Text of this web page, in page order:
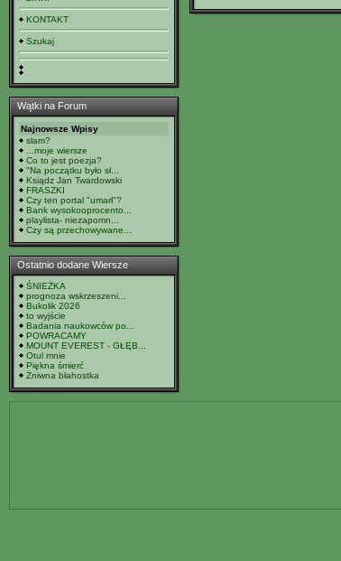
KONTAKT
Szukaj
Wątki na Forum
Najnowsze Wpisy
slam?
...moje wiersze
Co to jest poezja?
"Na początku było sł...
Ksiądz Jan Twardowski
FRASZKI
Czy ten portal "umarł"?
Bank wysokooprocento...
playlista- niezapomn...
Czy są przechowywane...
Ostatnio dodane Wiersze
ŚNIEŻKA
prognoza wskrzeszeni...
Bukolik 2026
to wyjście
Badania naukowców po...
POWRACAMY
MOUNT EVEREST - GŁĘB...
Otul mnie
Piękna śmierć
Żniwna błahostka